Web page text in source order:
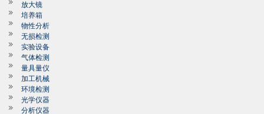
放大镜
培养箱
物性分析
无损检测
实验设备
气体检测
量具量仪
加工机械
环境检测
光学仪器
分析仪器